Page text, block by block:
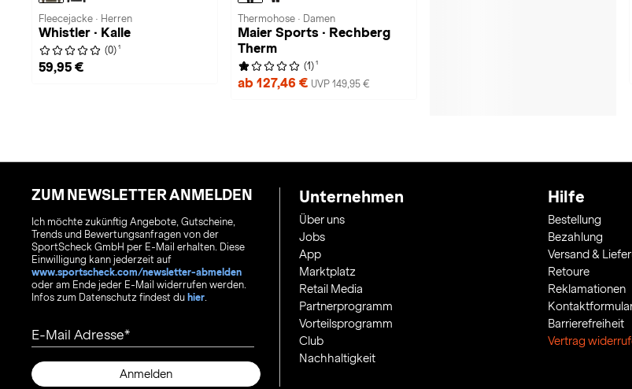
Fleecejacke · Herren
Whistler · Kalle
(0) 1
59,95 €
Thermohose · Damen
Maier Sports · Rechberg
Therm
(1) 1
ab 127,46 € UVP 149,95 €
ZUM NEWSLETTER ANMELDEN
Ich möchte zukünftig Angebote, Gutscheine,
Trends und Bewertungsanfragen von der
SportScheck GmbH per E-Mail erhalten. Diese
Einwilligung kann jederzeit auf
www.sportscheck.com/newsletter-abmelden
oder am Ende jeder E-Mail widerrufen werden.
Infos zum Datenschutz findest du hier.
E-Mail Adresse
Anmelden
Unternehmen
Über uns
Jobs
App
Marktplatz
Retail Media
Partnerprogramm
Vorteilsprogramm
Club
Nachhaltigkeit
Hilfe
Bestellung
Bezahlung
Versand &
Retoure
Reklamationen
Barrierefreiheit
Vertrag